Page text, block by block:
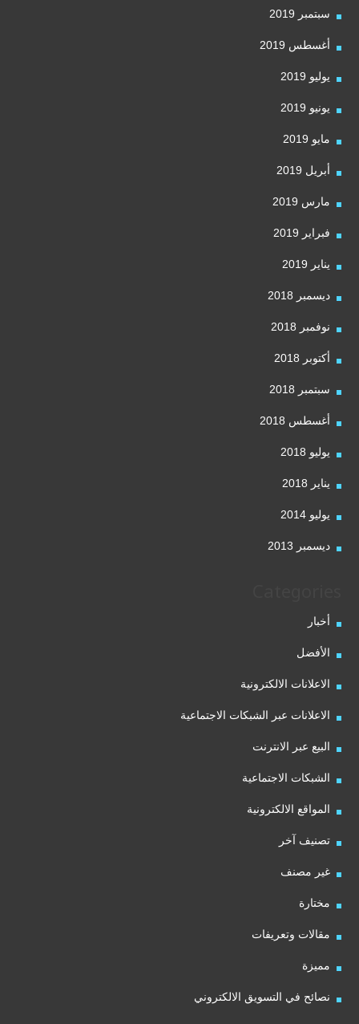
سبتمبر 2019
أغسطس 2019
يوليو 2019
يونيو 2019
مايو 2019
أبريل 2019
مارس 2019
فبراير 2019
يناير 2019
ديسمبر 2018
نوفمبر 2018
أكتوبر 2018
سبتمبر 2018
أغسطس 2018
يوليو 2018
يناير 2018
يوليو 2014
ديسمبر 2013
أخبار
الأفضل
الاعلانات الالكترونية
الاعلانات عبر الشبكات الاجتماعية
البيع عبر الانترنت
الشبكات الاجتماعية
المواقع الالكترونية
تصنيف آخر
غير مصنف
مختارة
مقالات وتعريفات
مميزة
نصائح في التسويق الالكتروني